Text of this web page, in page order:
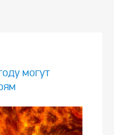
могут